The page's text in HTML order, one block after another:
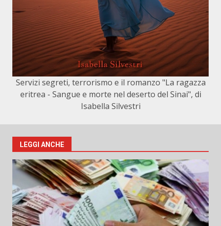
Servizi segreti, terrorismo e il romanzo "La ragazza
eritrea - Sangue e morte nel deserto del Sinai", di
Isabella Silvestri
LEGGI ANCHE